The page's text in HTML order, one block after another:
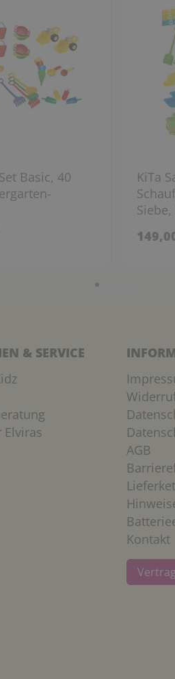
Basic, 40
KiTa
& SERVICE
Elviras
AGB
Kontakt